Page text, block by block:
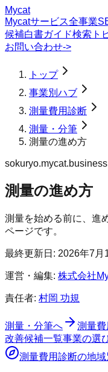
Mycat
Mycatサービス全事業
候補白書ガイド検索ト
お問い合わせ->
トップ
事業別ハブ
測量費用診断
測量・分筆
測量の進め方
sokuryo.mycat.business
測量の進め方
測量を始める前に、進
ページです。
最終更新日: 2026年7月
運営・編集: 株式会社
責任者: 村岡 功規
測量・分筆へ 測量
改善候補一覧事業の選
測量費用診断の地域